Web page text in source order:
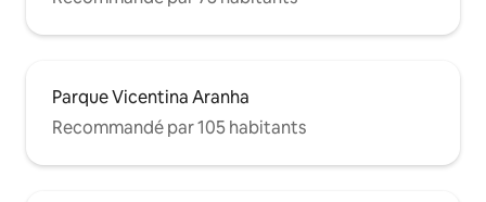
Parque Vicentina Aranha
Recommandé par 105 habitants